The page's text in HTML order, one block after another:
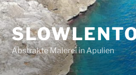
Abstrakte Malerei in Apulien